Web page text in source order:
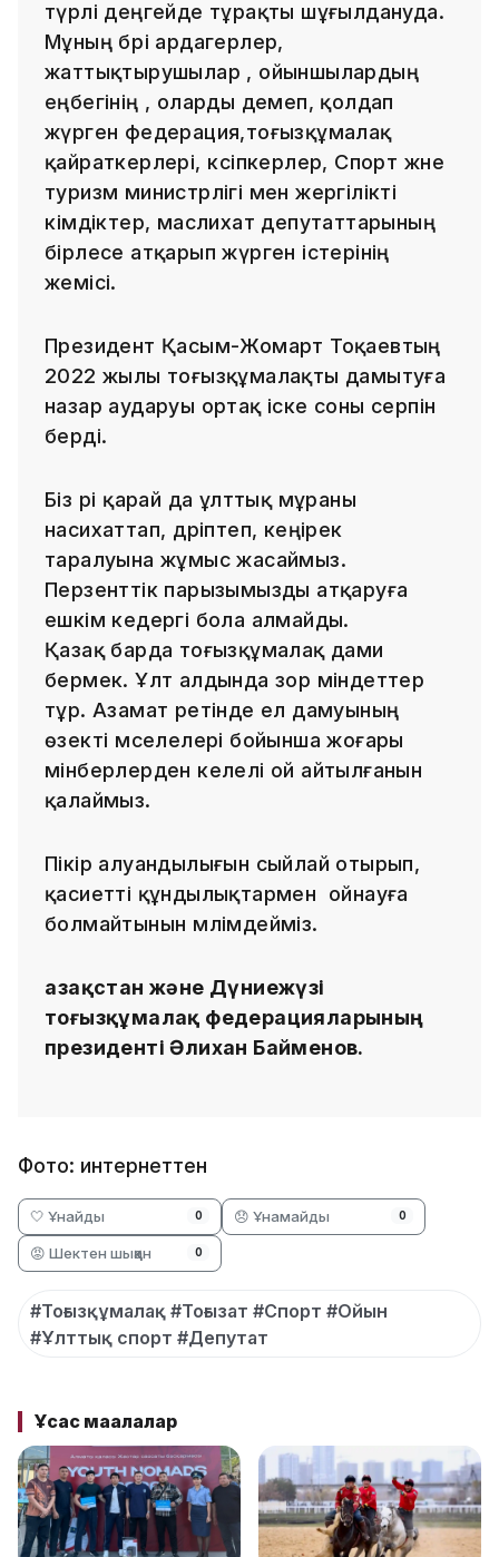
түрлі деңгейде тұрақты шұғылдануда.
Мұның бәрі ардагерлер,
жаттықтырушылар , ойыншылардың
еңбегінің , оларды демеп, қолдап
жүрген федерация,тоғызқұмалақ
қайраткерлері, кәсіпкерлер, Спорт және
туризм министрлігі мен жергілікті
әкімдіктер, маслихат депутаттарының
бірлесе атқарып жүрген істерінің
жемісі.
Президент Қасым-Жомарт Тоқаевтың
2022 жылы тоғызқұмалақты дамытуға
назар аударуы ортақ іске соны серпін
берді.
Біз әрі қарай да ұлттық мұраны
насихаттап, дәріптеп, кеңірек
таралуына жұмыс жасаймыз.
Перзенттік парызымызды атқаруға
ешкім кедергі бола алмайды.
Қазақ барда тоғызқұмалақ дами
бермек. Ұлт алдында зор міндеттер
тұр. Азамат ретінде ел дамуының
өзекті мәселелері бойынша жоғары
мінберлерден келелі ой айтылғанын
қалаймыз.
Пікір алуандылығын сыйлай отырып,
қасиетті құндылықтармен ойнауға
болмайтынын мәлімдейміз.
Қазақстан және Дүниежүзі
тоғызқұмалақ федерацияларының
президенті Әлихан Байменов.
Фото: интернеттен
🤍 Ұнайды 0 😞 Ұнамайды 0
😡 Шектен шыққан 0
#Тоғызқұмалақ #Тоғызат #Спорт #Ойын
#Ұлттық спорт #Депутат
Ұқсас мақалалар